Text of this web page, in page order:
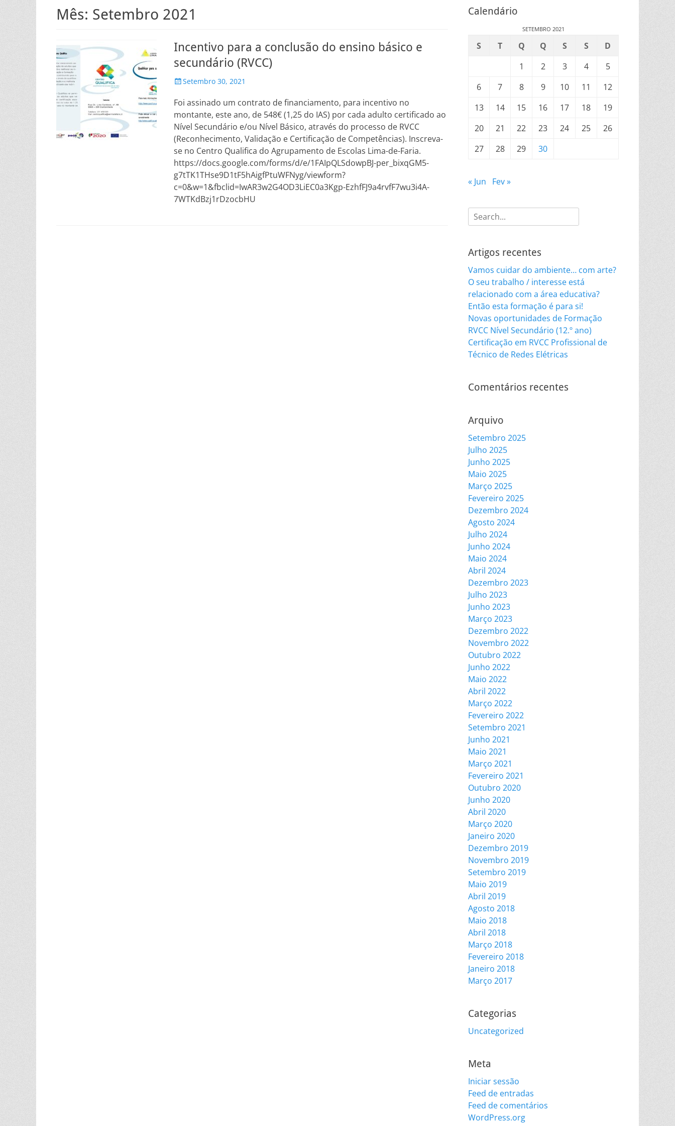
Mês: Setembro 2021
Incentivo para a conclusão do ensino básico e
secundário (RVCC)
Posted
Setembro 30, 2021
Foi assinado um contrato de financiamento, para incentivo no
montante, este ano, de 548€ (1,25 do IAS) por cada adulto certificado ao
Nível Secundário e/ou Nível Básico, através do processo de RVCC
(Reconhecimento, Validação e Certificação de Competências). Inscreva-
se no Centro Qualifica do Agrupamento de Escolas Lima-de-Faria.
https://docs.google.com/forms/d/e/1FAIpQLSdowpBJ-per_bixqGM5-
g7tTK1THse9D1tF5hAigfPtuWFNyg/viewform?
c=0&w=1&fbclid=IwAR3w2G4OD3LiEC0a3Kgp-EzhfFJ9a4rvfF7wu3i4A-
7WTKdBzj1rDzocbHU
Calendário
SETEMBRO 2021
S T Q Q S S
D
1
2 3 4
5
6
7 8 9 10 11
12
13
14 15 16 17 18
19
20
21 22 23 24 25
26
27
28 29 30
« Jun Fev »
Search
for:
Artigos recentes
Vamos cuidar do ambiente… com arte?
O seu trabalho / interesse está
relacionado com a área educativa?
Então esta formação é para si!
Novas oportunidades de Formação
RVCC Nível Secundário (12.º ano)
Certificação em RVCC Profissional de
Técnico de Redes Elétricas
Comentários recentes
Arquivo
Setembro 2025
Julho 2025
Junho 2025
Maio 2025
Março 2025
Fevereiro 2025
Dezembro 2024
Agosto 2024
Julho 2024
Junho 2024
Maio 2024
Abril 2024
Dezembro 2023
Julho 2023
Junho 2023
Março 2023
Dezembro 2022
Novembro 2022
Outubro 2022
Junho 2022
Maio 2022
Abril 2022
Março 2022
Fevereiro 2022
Setembro 2021
Junho 2021
Maio 2021
Março 2021
Fevereiro 2021
Outubro 2020
Junho 2020
Abril 2020
Março 2020
Janeiro 2020
Dezembro 2019
Novembro 2019
Setembro 2019
Maio 2019
Abril 2019
Agosto 2018
Maio 2018
Abril 2018
Março 2018
Fevereiro 2018
Janeiro 2018
Março 2017
Categorias
Uncategorized
Meta
Iniciar sessão
Feed de entradas
Feed de comentários
WordPress.org